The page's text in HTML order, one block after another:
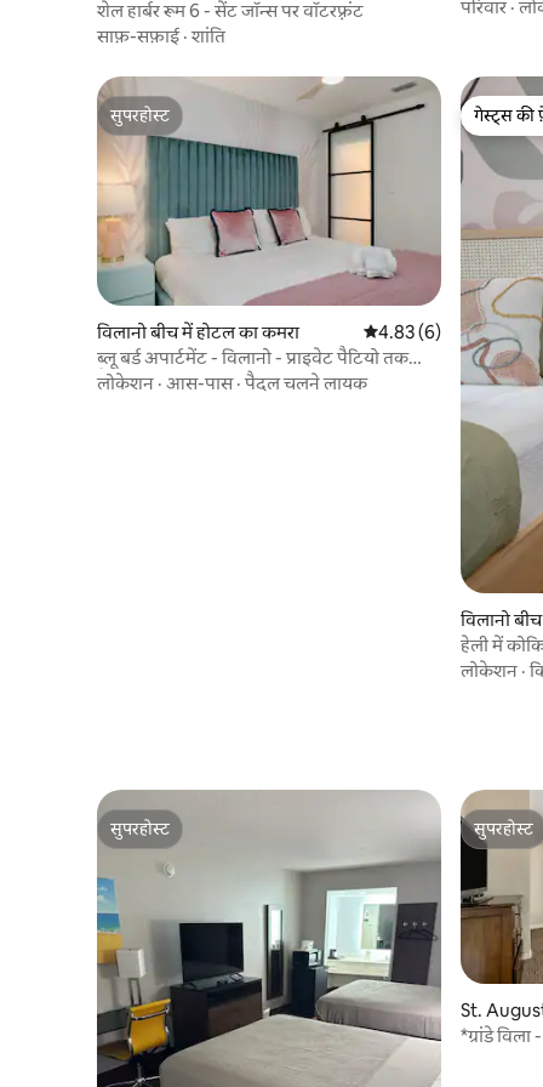
शेल हार्बर रूम 6 - सेंट जॉन्स पर वॉटरफ़्रंट
साफ़-सफ़ाई·शांति
परिवार ·
सुपरहोस्ट
सुपरहोस्ट
विलानो बीच में होटल का कमरा औसत रेटिंग 5 में से 4.83, 6
4.83 (6)
ब्लू बर्ड अपार्टमेंट - विलानो - प्राइवेट पैटियो तक
पैदल चलें
लोकेशन · आस-पास·पैदल चलने लायक
गेस्ट्स की
गेस्ट्स की
विलानो
हेली में
लोकेशन ·
सुपरहोस्ट
सुपरहोस्ट
सुपरहोस्ट
सुपरहोस्ट
St.
*ग्रांडे